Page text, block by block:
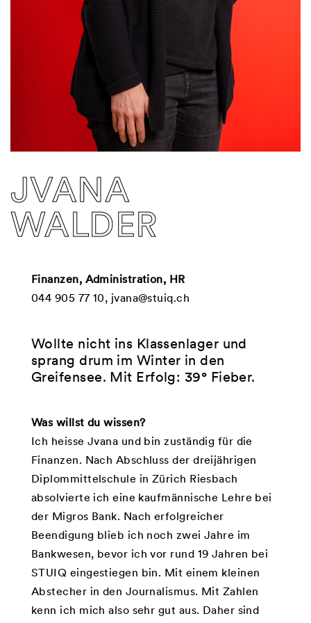
JVANA
WALDER
Finanzen, Administration, HR
044 905 77 10, jvana@stuiq.ch
Wollte nicht ins Klassenlager und
sprang drum im Winter in den
Greifensee. Mit Erfolg: 39° Fieber.
Was willst du wissen?
Ich heisse Jvana und bin zuständig für die
Finanzen. Nach Abschluss der dreijährigen
Diplommittelschule in Zürich Riesbach
absolvierte ich eine kaufmännische Lehre bei
der Migros Bank. Nach erfolgreicher
Beendigung blieb ich noch zwei Jahre im
Bankwesen, bevor ich vor rund 19 Jahren bei
STUIQ eingestiegen bin. Mit einem kleinen
Abstecher in den Journalismus. Mit Zahlen
kenn ich mich also sehr gut aus. Daher sind